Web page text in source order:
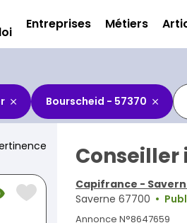
Entreprises Métiers
Bourscheid - 57370
Capifrance -
Saverne 67700
Annonce N°8647659